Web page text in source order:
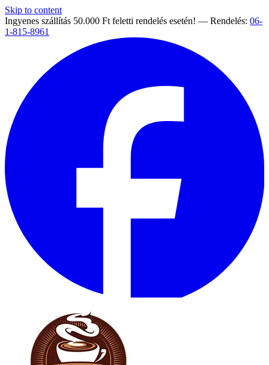
Skip to content
Ingyenes szállítás 50.000 Ft feletti rendelés esetén! — Rendelés: 06-
1-815-8961